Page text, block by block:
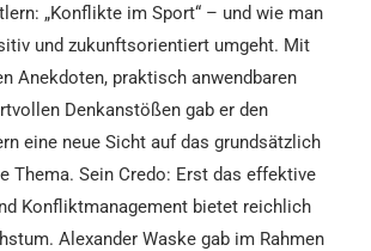
„Konflikte im Sport“ – und wie man
und zukunftsorientiert umgeht. Mit
Anekdoten, praktisch anwendbaren
Denkanstößen gab er den
eine neue Sicht auf das grundsätzlich
Thema. Sein Credo: Erst das effektive
Konfliktmanagement bietet reichlich
Alexander Waske gab im Rahmen